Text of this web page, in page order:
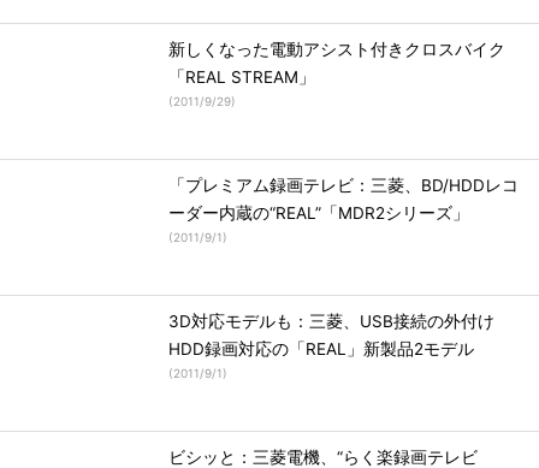
新しくなった電動アシスト付きクロスバイク
「REAL STREAM」
(2011/9/29)
「プレミアム録画テレビ：三菱、BD/HDDレコ
ーダー内蔵の“REAL”「MDR2シリーズ」
(2011/9/1)
3D対応モデルも：三菱、USB接続の外付け
HDD録画対応の「REAL」新製品2モデル
(2011/9/1)
ビシッと：三菱電機、“らく楽録画テレビ